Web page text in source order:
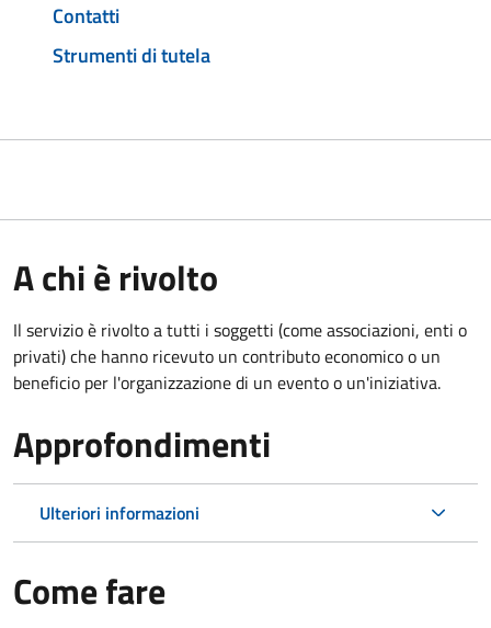
Contatti
Strumenti di tutela
A chi è rivolto
Il servizio è rivolto a tutti i soggetti (come associazioni, enti o
privati) che hanno ricevuto un contributo economico o un
beneficio per l'organizzazione di un evento o un'iniziativa.
Approfondimenti
Ulteriori informazioni
Come fare